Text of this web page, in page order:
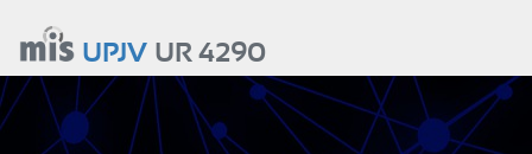
contenu
principal
UPJVUR 4290